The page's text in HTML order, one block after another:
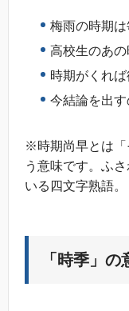
梅雨の時期は
高校生のあの
時期がくれば
今結論を出す
※時期尚早とは「
う意味です。ふ
いる四文字熟語。
「時季」